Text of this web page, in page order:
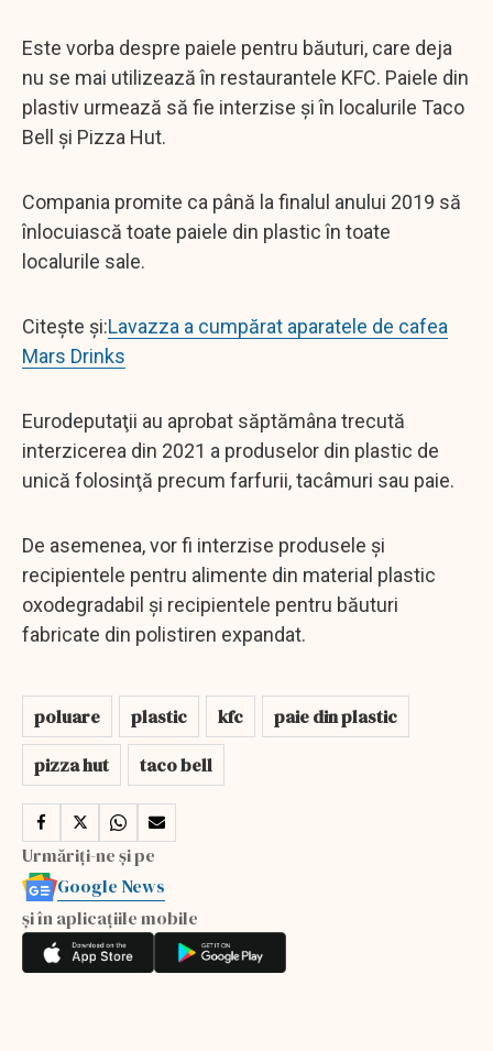
Este vorba despre paiele pentru băuturi, care deja
nu se mai utilizează în restaurantele KFC. Paiele din
plastiv urmează să fie interzise și în localurile Taco
Bell și Pizza Hut.
Compania promite ca până la finalul anului 2019 să
înlocuiască toate paiele din plastic în toate
localurile sale.
Citește și:Lavazza a cumpărat aparatele de cafea
Mars Drinks
Eurodeputaţii au aprobat săptămâna trecută
interzicerea din 2021 a produselor din plastic de
unică folosinţă precum farfurii, tacâmuri sau paie.
De asemenea, vor fi interzise produsele şi
recipientele pentru alimente din material plastic
oxodegradabil şi recipientele pentru băuturi
fabricate din polistiren expandat.
poluare plastic kfc
paie din plastic
pizza hut
taco bell
Urmăriți-ne și pe
Google News
și în aplicațiile mobile